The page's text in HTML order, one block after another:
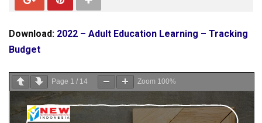
Download: 2022 – Adult Education Learning – Tracking
Budget
Page 1 / 14 Zoom 100%